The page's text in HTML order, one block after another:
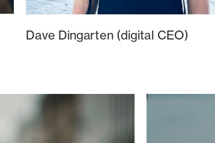
Dave Dingarten (digital CEO)